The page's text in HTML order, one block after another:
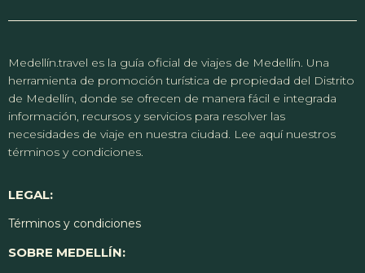
Medellín.travel es la guía oficial de viajes de Medellín. Una
herramienta de promoción turística de propiedad del Distrito
de Medellín, donde se ofrecen de manera fácil e integrada
información, recursos y servicios para resolver las
necesidades de viaje en nuestra ciudad. Lee aquí nuestros
términos y condiciones.
LEGAL:
Términos y condiciones
SOBRE MEDELLÍN: